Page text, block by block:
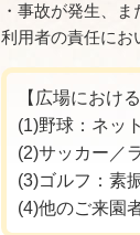
・事故が発生、
利用者の責任にお
【広場におけ
(1)野球：ネッ
(2)サッカー／
(3)ゴルフ：素
(4)他のご来園